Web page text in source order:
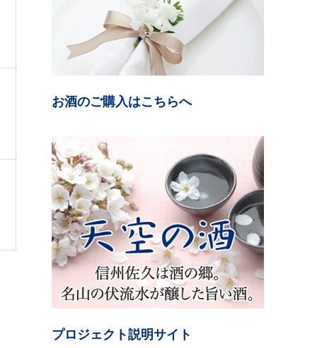
お酒のご購入はこちらへ
プロジェクト説明サイト